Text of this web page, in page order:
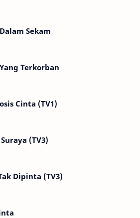
Sekam
Terkorban
Cinta (TV1)
(TV3)
Dipinta (TV3)